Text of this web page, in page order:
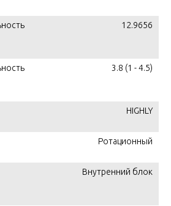
12.9656
3.8 (1 - 4.5)
HIGHLY
Ротационный
Внутренний блок